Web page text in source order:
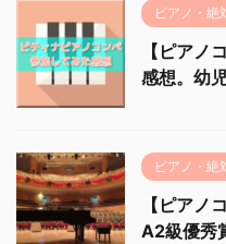
ピアノ・絶
【ピアノ
感想。幼
ピアノ・絶
【ピアノ
A2級優秀